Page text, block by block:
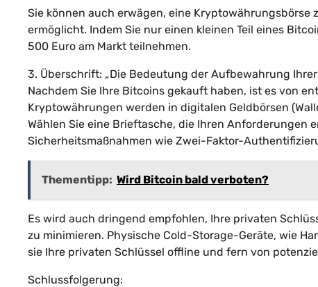
Sie können auch erwägen, eine
ermöglicht. Indem Sie nur einen kleinen Teil eines
500 Euro am Markt teilnehmen.
3. Überschrift: „Die Bedeutung der Aufbewahrung
Nachdem Sie Ihre Bitcoins gekauft haben, ist es von
Kryptowährungen werden in digitalen Geldbörsen
Wählen Sie eine Brieftasche, die Ihren Anforderungen
Sicherheitsmaßnahmen wie Zwei-Faktor-
Thementipp: Wird Bitcoin bald verboten?
Es wird auch dringend empfohlen, Ihre privaten
zu minimieren. Physische Cold-Storage-Geräte, wie
sie Ihre privaten Schlüssel offline und fern von
Schlussfolgerung: